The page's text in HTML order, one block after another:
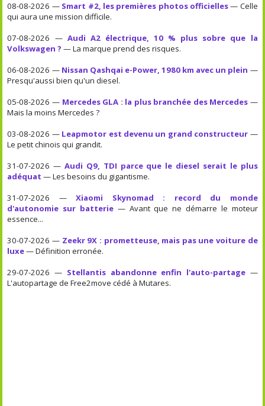
08-08-2026 — Smart #2, les premières photos officielles— Celle
qui aura une mission difficile.
07-08-2026 — Audi A2 électrique, 10 % plus sobre que la
Volkswagen ? — La marque prend des risques.
06-08-2026 — Nissan Qashqai e-Power, 1980 km avec un plein —
Presqu'aussi bien qu'un diesel.
05-08-2026 — Mercedes GLA : la plus branchée des Mercedes —
Mais la moins Mercedes ?
03-08-2026 — Leapmotor est devenu un grand constructeur —
Le petit chinois qui grandit.
31-07-2026 —Audi Q9, TDI parce que le diesel serait le plus
adéquat — Les besoins du gigantisme.
31-07-2026 —Xiaomi Skynomad : record du monde
d'autonomie sur batterie — Avant que ne démarre le moteur
essence...
30-07-2026 — Zeekr 9X : prometteuse, mais pas une voiture de
luxe— Définition erronée.
29-07-2026 — Stellantis abandonne enfin l'auto-partage—
L'autopartage de Free2move cédé à Mutares.